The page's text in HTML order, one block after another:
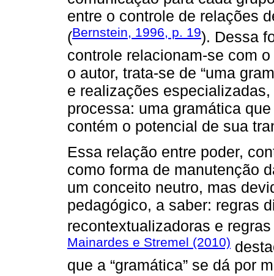
entre o controle de relações
(Bernstein, 1996, p. 19). Dessa
controle relacionam-se com
o autor, trata-se de “uma
e realizações
processa: uma gramática
contém o potencial de sua
Essa relação entre poder,
como forma de manutenção
um conceito neutro, mas
pedagógico, a saber: regras
recontextualizadoras e
Mainardes e Stremel (2010)
que a “gramática” se dá por